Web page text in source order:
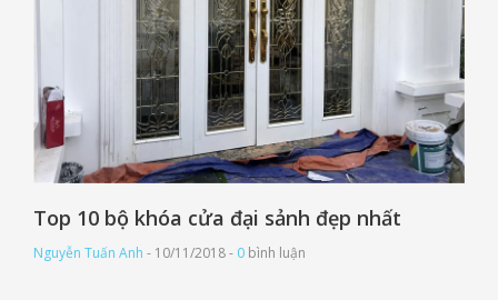
Top 10 bộ khóa cửa đại sảnh đẹp nhất
Nguyễn Tuấn Anh - 10/11/2018 - 0 bình luận